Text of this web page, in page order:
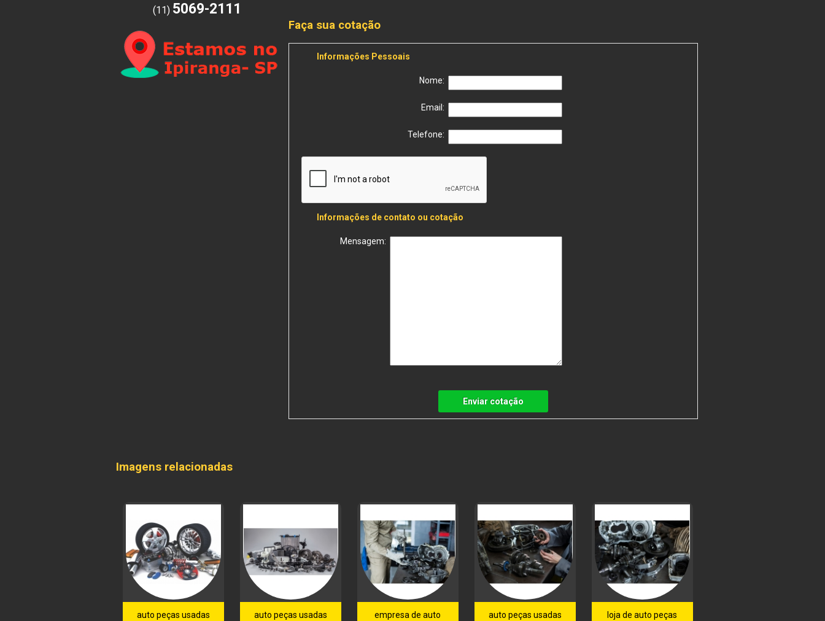
(11) 5069-2111
Faça sua cotação
Informações Pessoais
Nome:
Email:
Telefone:
Informações de contato ou cotação
Mensagem:
Enviar cotação
Imagens relacionadas
auto peças usadas
auto peças usadas
empresa de auto
auto peças usadas
loja de auto peças